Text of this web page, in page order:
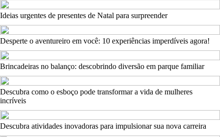
Ideias urgentes de presentes de Natal para surpreender
Desperte o aventureiro em você: 10 experiências imperdíveis agora!
Brincadeiras no balanço: descobrindo diversão em parque familiar
Descubra como o esboço pode transformar a vida de mulheres
incríveis
Descubra atividades inovadoras para impulsionar sua nova carreira